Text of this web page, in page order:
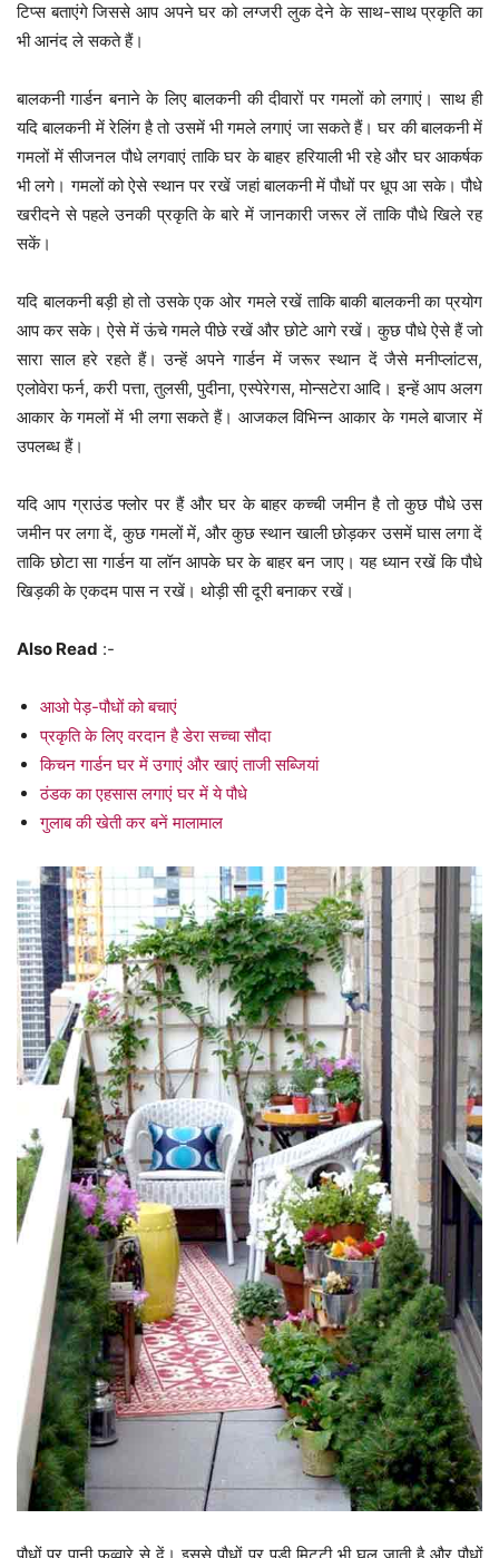
टिप्स बताएंगे जिससे आप अपने घर को लग्जरी लुक देने के साथ-साथ प्रकृति का
भी आनंद ले सकते हैं।
बालकनी गार्डन बनाने के लिए बालकनी की दीवारों पर गमलों को लगाएं। साथ ही
यदि बालकनी में रेलिंग है तो उसमें भी गमले लगाएं जा सकते हैं। घर की बालकनी में
गमलों में सीजनल पौधे लगवाएं ताकि घर के बाहर हरियाली भी रहे और घर आकर्षक
भी लगे। गमलों को ऐसे स्थान पर रखें जहां बालकनी में पौधों पर धूप आ सके। पौधे
खरीदने से पहले उनकी प्रकृति के बारे में जानकारी जरूर लें ताकि पौधे खिले रह
सकें।
यदि बालकनी बड़ी हो तो उसके एक ओर गमले रखें ताकि बाकी बालकनी का प्रयोग
आप कर सके। ऐसे में ऊंचे गमले पीछे रखें और छोटे आगे रखें। कुछ पौधे ऐसे हैं जो
सारा साल हरे रहते हैं। उन्हें अपने गार्डन में जरूर स्थान दें जैसे मनीप्लांटस,
एलोवेरा फर्न, करी पत्ता, तुलसी, पुदीना, एस्पेरेगस, मोन्सटेरा आदि। इन्हें आप अलग
आकार के गमलों में भी लगा सकते हैं। आजकल विभिन्न आकार के गमले बाजार में
उपलब्ध हैं।
यदि आप ग्राउंड फ्लोर पर हैं और घर के बाहर कच्ची जमीन है तो कुछ पौधे उस
जमीन पर लगा दें, कुछ गमलों में, और कुछ स्थान खाली छोड़कर उसमें घास लगा दें
ताकि छोटा सा गार्डन या लॉन आपके घर के बाहर बन जाए। यह ध्यान रखें कि पौधे
खिड़की के एकदम पास न रखें। थोड़ी सी दूरी बनाकर रखें।
Also Read :-
आओ पेड़-पौधों को बचाएं
प्रकृति के लिए वरदान है डेरा सच्चा सौदा
किचन गार्डन घर में उगाएं और खाएं ताजी सब्जियां
ठंडक का एहसास लगाएं घर में ये पौधे
गुलाब की खेती कर बनें मालामाल